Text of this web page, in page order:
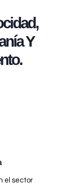
Y
el sector